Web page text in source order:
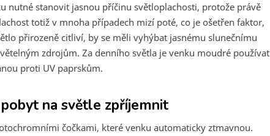
nutné stanovit jasnou příčinu světloplachosti, protože právě
totiž v mnoha případech mizí poté, co je ošetřen faktor,
přirozeně citliví, by se měli vyhýbat jasnému slunečnímu
zdrojům. Za denního světla je venku moudré používat
proti UV paprskům.
na světle zpříjemnit
čočkami, které venku automaticky ztmavnou.